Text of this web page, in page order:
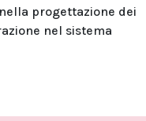
progettazione dei
nel sistema